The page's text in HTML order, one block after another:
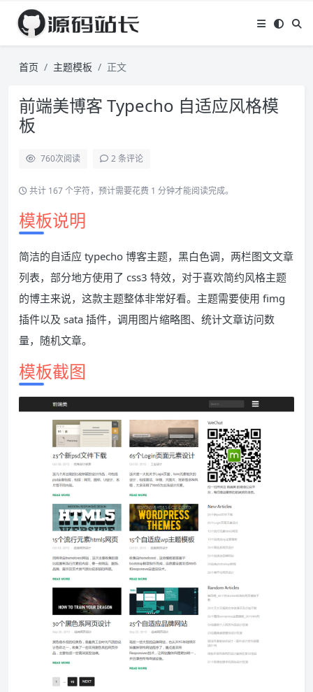
首页 主题模板 正文
前端美博客 Typecho 自适应风格模
板
760次阅读 2 条评论
共计 167 个字符，预计需要花费 1 分钟才能阅读完成。
模板说明
简洁的自适应 typecho 博客主题，黑白色调，两栏图文文章
列表，部分地方使用了 css3 特效，对于喜欢简约风格主题
的博主来说，这款主题整体非常好看。主题需要使用 fimg
插件以及 sata 插件，调用图片缩略图、统计文章访问数
量，随机文章。
模板截图